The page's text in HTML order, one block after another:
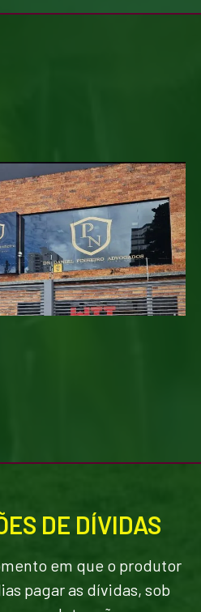
DE DÍVIDAS
em que o produtor
pagar as dívidas, sob